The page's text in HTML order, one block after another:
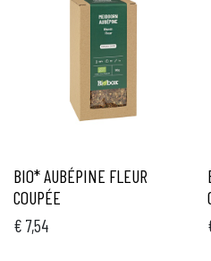
BIO* AUBÉPINE FLEUR
COUPÉE
€ 7,54